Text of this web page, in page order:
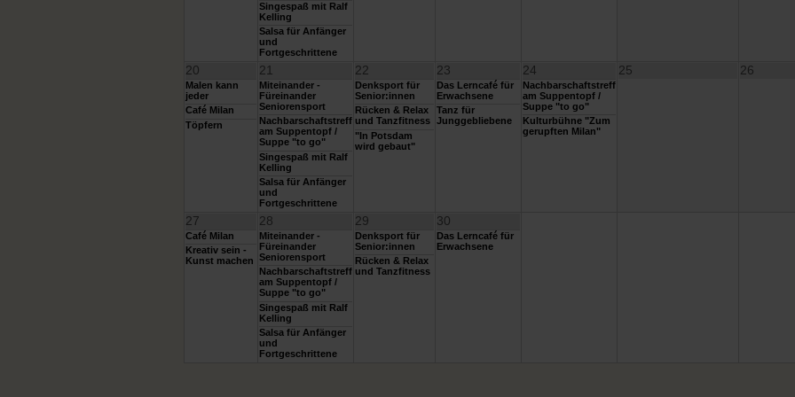
Singespaß mit Ralf
Kelling
Salsa für Anfänger
und
Fortgeschrittene
20
Malen kann
jeder
Café Milan
Töpfern
21
Miteinander -
Füreinander
Seniorensport
Nachbarschaftstreff
am Suppentopf /
Suppe "to go"
Singespaß mit Ralf
Kelling
Salsa für Anfänger
und
Fortgeschrittene
22
Denksport für
Senior:innen
Rücken & Relax
und Tanzfitness
"In Potsdam
wird gebaut"
23
Das Lerncafé für
Erwachsene
Tanz für
Junggebliebene
24
Nachbarschaftstreff
am Suppentopf /
Suppe "to go"
Kulturbühne "Zum
gerupften Milan"
25 26
27
Café Milan
Kreativ sein -
Kunst machen
28
Miteinander -
Füreinander
Seniorensport
Nachbarschaftstreff
am Suppentopf /
Suppe "to go"
Singespaß mit Ralf
Kelling
Salsa für Anfänger
und
Fortgeschrittene
29
Denksport für
Senior:innen
Rücken & Relax
und Tanzfitness
30
Das Lerncafé für
Erwachsene